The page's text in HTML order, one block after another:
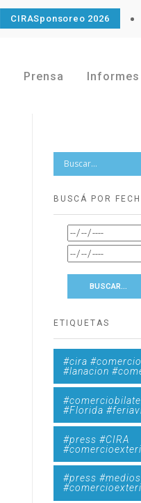
CIRASponsoreo 2026
Prensa Informes
BUSCÁ POR
ETIQUETAS
#cira
#lanacion
#Florida
#press #CIRA
#press